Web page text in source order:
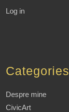
Log in
Categories
Despre mine
CivicArt